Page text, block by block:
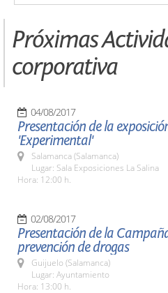
Próximas
corporativa
04/08/2017
Presentación de la
'Experimental'
Salamanca (Salamanca)
Lugar: Sala Exposiciones La Salina
Hora: 12:00 h.
02/08/2017
Presentación de la
prevención de drogas
Guijuelo (Salamanca)
Lugar: Ayuntamiento
Hora: 13:00 h.